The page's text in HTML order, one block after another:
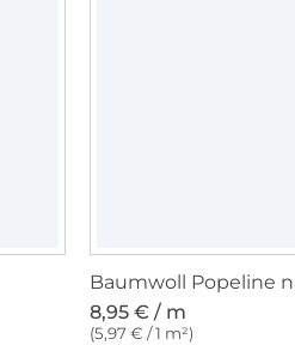
Baumwoll Popeline
8,95 € / m
(5,97 € / 1 m²)